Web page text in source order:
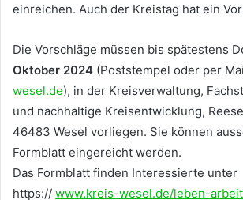
einreichen. Auch der Kreistag hat ein
Die Vorschläge müssen bis spätestens
Oktober 2024 (Poststempel oder per
wesel.de), in der Kreisverwaltung,
und nachhaltige Kreisentwicklung,
46483 Wesel vorliegen. Sie können
Formblatt eingereicht werden.
Das Formblatt finden Interessierte unter
https:// www.kreis-wesel.de/leben-